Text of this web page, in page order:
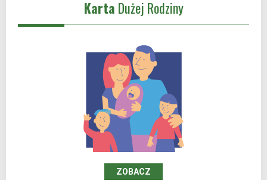
Karta Dużej Rodziny
ZOBACZ